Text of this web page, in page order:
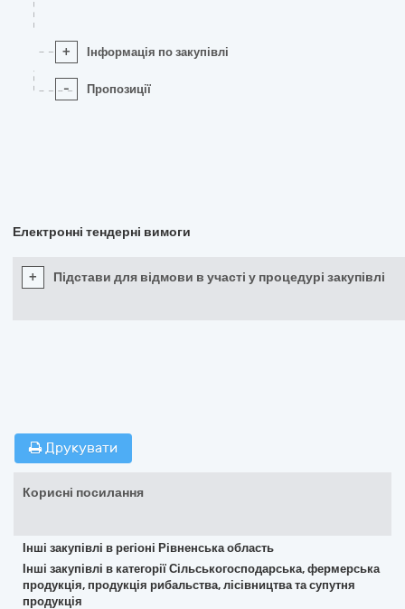
+ Інформація по закупівлі
- Пропозиції
Електронні тендерні вимоги
+ Підстави для відмови в участі у процедурі закупівлі
Друкувати
Корисні посилання
Інші закупівлі в регіоні Рівненська область
Інші закупівлі в категорії Сільськогосподарська, фермерська
продукція, продукція рибальства, лісівництва та супутня
продукція